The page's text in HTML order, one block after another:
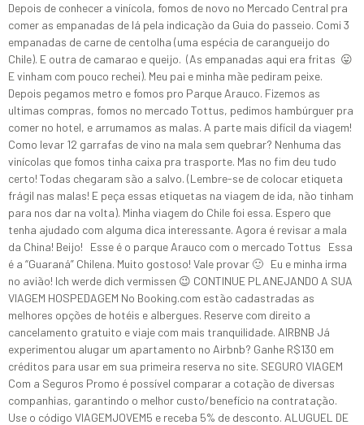
Depois de conhecer a vinícola, fomos de novo no Mercado Central pra
comer as empanadas de lá pela indicação da Guia do passeio. Comi 3
empanadas de carne de centolha (uma espécia de carangueijo do
Chile). E outra de camarao e queijo. (As empanadas aqui era fritas 😛
E vinham com pouco rechei). Meu pai e minha mãe pediram peixe.
Depois pegamos metro e fomos pro Parque Arauco. Fizemos as
ultimas compras, fomos no mercado Tottus, pedimos hambúrguer pra
comer no hotel, e arrumamos as malas. A parte mais difícil da viagem!
Como levar 12 garrafas de vino na mala sem quebrar? Nenhuma das
vinícolas que fomos tinha caixa pra trasporte. Mas no fim deu tudo
certo! Todas chegaram são a salvo. (Lembre-se de colocar etiqueta
frágil nas malas! E peça essas etiquetas na viagem de ida, não tinham
para nos dar na volta). Minha viagem do Chile foi essa. Espero que
tenha ajudado com alguma dica interessante. Agora é revisar a mala
da China! Beijo! Esse é o parque Arauco com o mercado Tottus Essa
é a “Guaraná” Chilena. Muito gostoso! Vale provar 🙂 Eu e minha irma
no avião! Ich werde dich vermissen 😉 CONTINUE PLANEJANDO A SUA
VIAGEM HOSPEDAGEM No Booking.com estão cadastradas as
melhores opções de hotéis e albergues. Reserve com direito a
cancelamento gratuito e viaje com mais tranquilidade. AIRBNB Já
experimentou alugar um apartamento no Airbnb? Ganhe R$130 em
créditos para usar em sua primeira reserva no site. SEGURO VIAGEM
Com a Seguros Promo é possível comparar a cotação de diversas
companhias, garantindo o melhor custo/benefício na contratação.
Use o código VIAGEMJOVEM5 e receba 5% de desconto. ALUGUEL DE